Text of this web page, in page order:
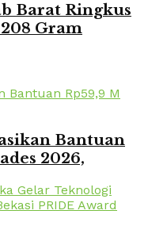
Barat Ringkus
Gram
Bantuan
2026,